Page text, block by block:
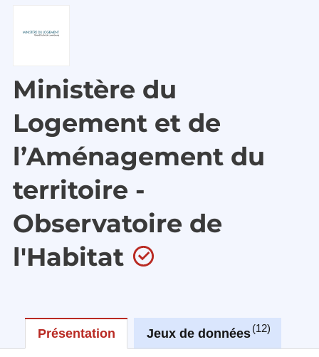
Ministère du
Logement et de
l’Aménagement du
territoire -
Observatoire de
l'Habitat
Présentation Jeux de données 12